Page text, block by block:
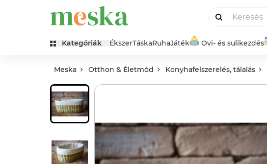
Kategóriák ÉkszerTáskaRuhaJáték Ovi- és sulikezdés
Meska Otthon & Életmód Konyhafelszerelés, tálalás